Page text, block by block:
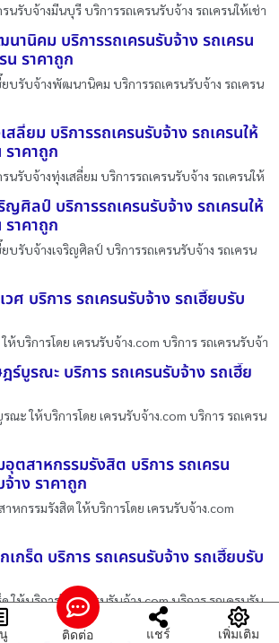
นรับจ้างมีนบุรี บริการรถเครนรับจ้าง รถเครนให้เช่า
านิคม บริการรถเครนรับจ้าง รถเครน
น ราคาถูก
ยบรับจ้างพัฒนานิคม บริการรถเครนรับจ้าง รถเครน
สลี่ยม บริการรถเครนรับจ้าง รถเครนให้
ราคาถูก
นรับจ้างทุ่งเสลี่ยม บริการรถเครนรับจ้าง รถเครนให้
ญศิลป์ บริการรถเครนรับจ้าง รถเครนให้
ราคาถูก
ยบรับจ้างเจริญศิลป์ บริการรถเครนรับจ้าง รถเครน
วศ บริการ รถเครนรับจ้าง รถเฮี๊ยบรับ
ห้บริการโดย เครนรับจ้าง.com บริการ รถเครนรับจ้า
ฎร์บูรณะ บริการ รถเครนรับจ้าง รถเฮี๊ย
ณะ ให้บริการโดย เครนรับจ้าง.com บริการ รถเครน
อุตสาหกรรมรังสิต บริการ รถเครน
าง ราคาถูก
หกรรมรังสิต ให้บริการโดย เครนรับจ้าง.com
เกร็ด บริการ รถเครนรับจ้าง รถเฮี๊ยบรับ
ให้บริการโดย เครนรับจ้าง.com บริการ รถเครนรับ
ติดต่อ แชร์ เพิ่มเติม